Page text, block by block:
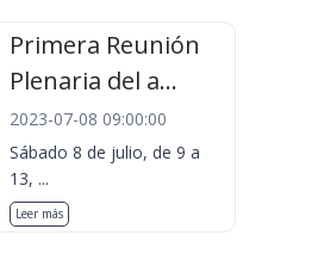
Primera Reunión
Plenaria del a...
2023-07-08 09:00:00
Sábado 8 de julio, de 9 a
13, ...
Leer más